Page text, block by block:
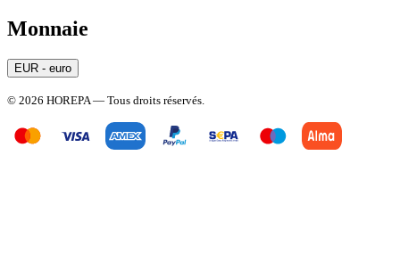
Monnaie
EUR - euro
© 2026 HOREPA — Tous droits réservés.